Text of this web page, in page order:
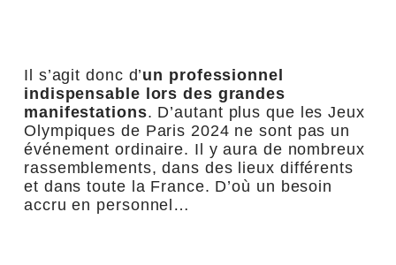
Il s’agit donc d’un professionnel
indispensable lors des grandes
manifestations. D’autant plus que les Jeux
Olympiques de Paris 2024 ne sont pas un
événement ordinaire. Il y aura de nombreux
rassemblements, dans des lieux différents
et dans toute la France. D’où un besoin
accru en personnel…